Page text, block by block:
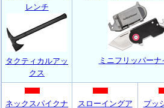
レンチ
タクティカルアッ
クス
ミニフリッパーナ
ネックスパイクナ
スローイングア
プッ